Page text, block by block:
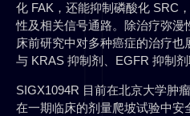
化 FAK，还能抑制磷酸化 SRC
性及相关信号通路。除治疗弥漫
床前研究中对多种癌症的治疗
与 KRAS 抑制剂、EGFR 抑制剂
SIGX1094R 目前在北京大学肿
在一期临床的剂量爬坡试验中安